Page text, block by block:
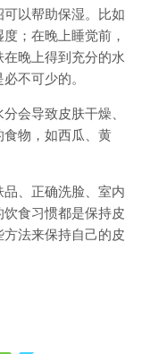
以帮助保湿。比如
；在晚上睡觉前，
晚上得到充分的水
不可少的。
会导致皮肤干燥、
食物，如西瓜、黄
、正确洗脸、室内
食习惯都是保持皮
法来保持自己的皮